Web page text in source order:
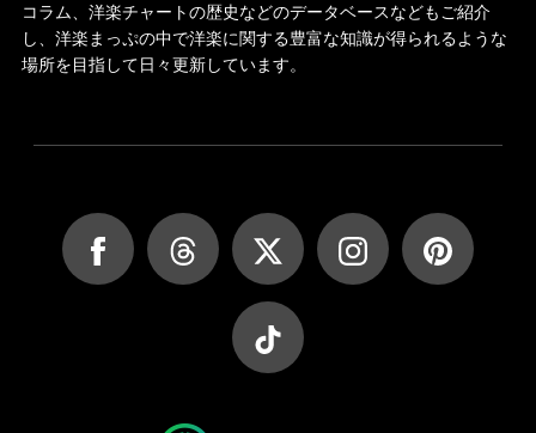
コラム、洋楽チャートの歴史などのデータベースなどもご紹介
し、洋楽まっぷの中で洋楽に関する豊富な知識が得られるような
場所を目指して日々更新しています。